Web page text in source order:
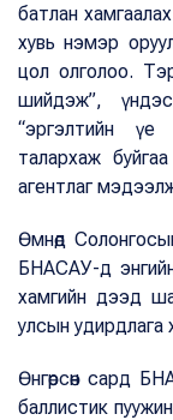
батлан
хувь нэмэр
цол олголоо.
шийдэж”,
“эргэлтийн
талархаж
агентлаг
Өмнөд
БНАСАУ-д
хамгийн дээд
улсын удирдлага
Өнгөрсөн сард
баллистик